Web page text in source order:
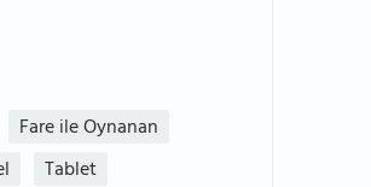
Fare ile Oynanan
Tablet